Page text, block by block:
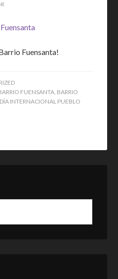
Fuensanta!
FUENSANTA, BARRIO
DÍA INTERNACIONAL PUEBLO